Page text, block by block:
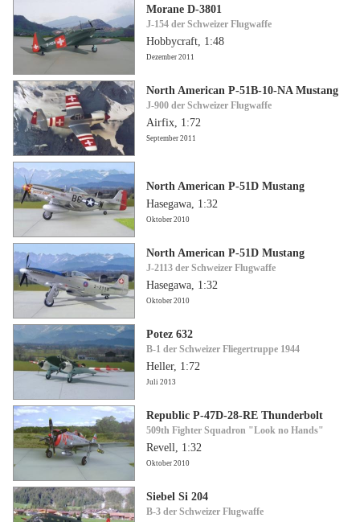
Morane D-3801
J-154 der Schweizer Flugwaffe
Hobbycraft, 1:48
Dezember 2011
North American P-51B-10-NA Mustang
J-900 der Schweizer Flugwaffe
Airfix, 1:72
September 2011
North American P-51D Mustang
Hasegawa, 1:32
Oktober 2010
North American P-51D Mustang
J-2113 der Schweizer Flugwaffe
Hasegawa, 1:32
Oktober 2010
Potez 632
B-1 der Schweizer Fliegertruppe 1944
Heller, 1:72
Juli 2013
Republic P-47D-28-RE Thunderbolt
509th Fighter Squadron "Look no Hands"
Revell, 1:32
Oktober 2010
Siebel Si 204
B-3 der Schweizer Flugwaffe